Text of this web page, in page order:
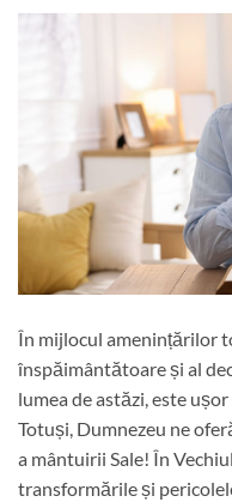
În mijlocul amenințărilor
înspăimântătoare și al
lumea de astăzi, este
Totuși, Dumnezeu ne
a mântuirii Sale! În
transformările și